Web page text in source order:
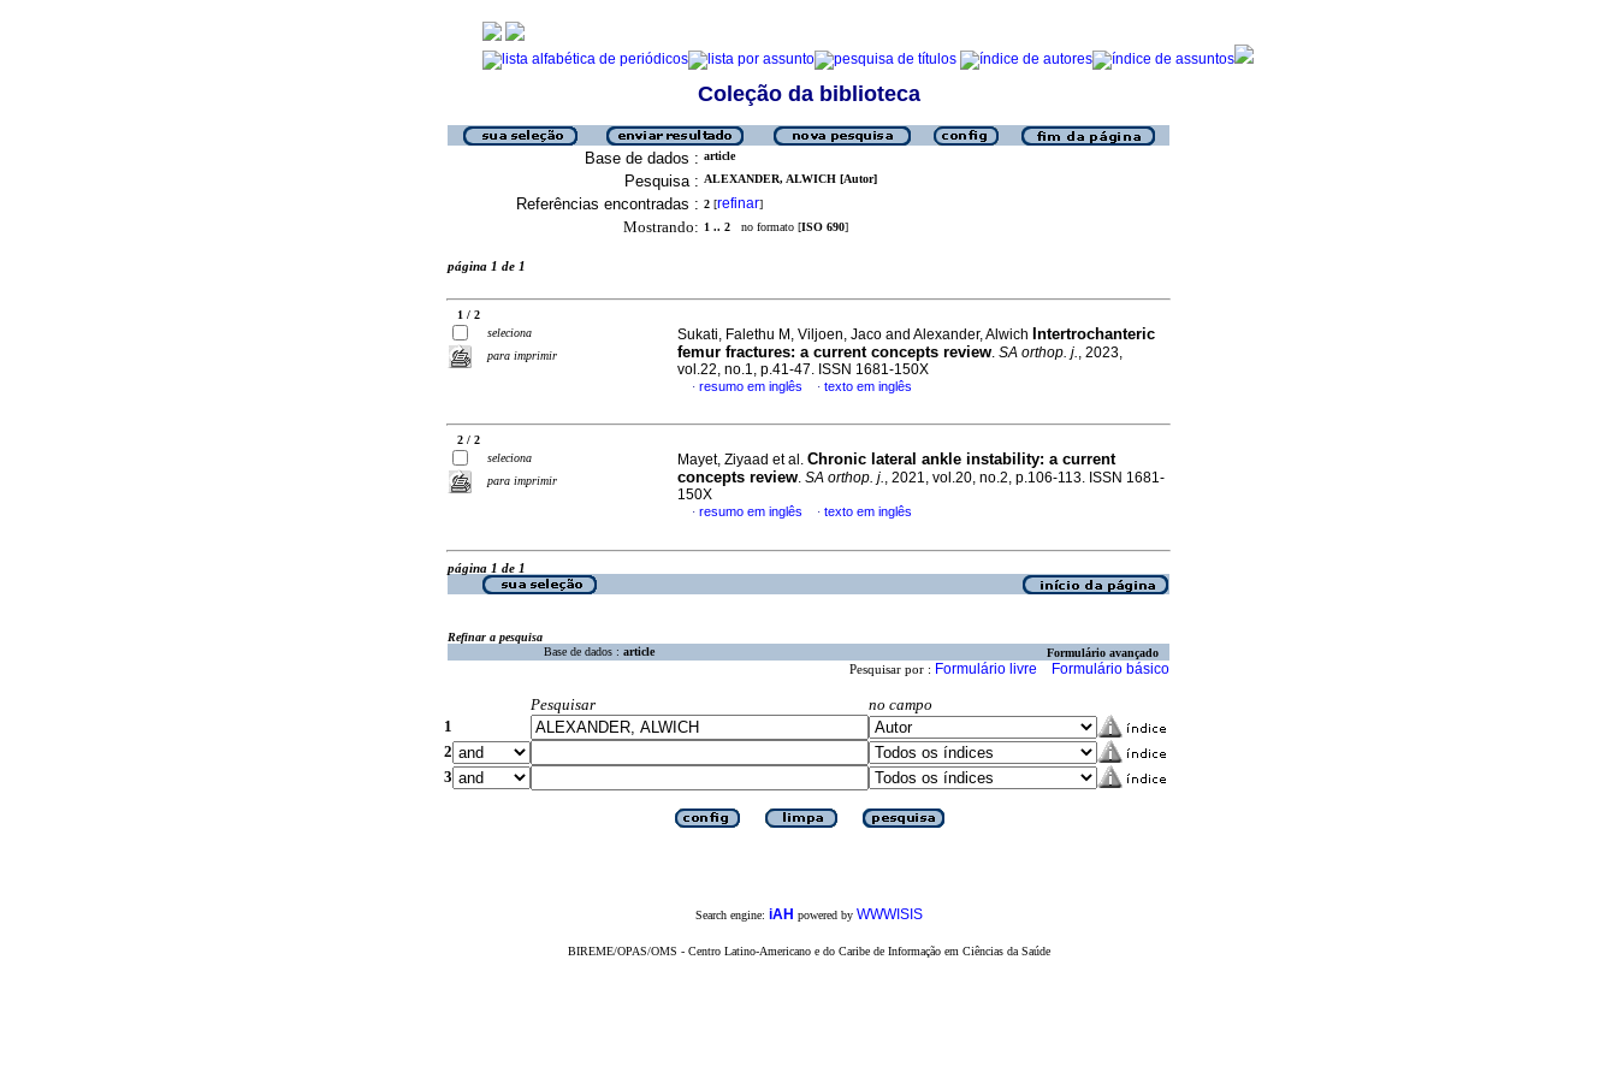
Coleção da biblioteca
Base de dados : article
Pesquisa : ALEXANDER, ALWICH [Autor]
Referências encontradas : 2 [refinar]
Mostrando: 1 .. 2 no formato [ISO 690]
página 1 de 1
1 / 2
seleciona
para imprimir
Sukati, Falethu M, Viljoen, Jaco and Alexander, Alwich Intertrochanteric
femur fractures: a current concepts review. SA orthop. j., 2023,
vol.22, no.1, p.41-47. ISSN 1681-150X
· resumo em inglês · texto em inglês
2 / 2
seleciona
para imprimir
Mayet, Ziyaad et al. Chronic lateral ankle instability: a current
concepts review. SA orthop. j., 2021, vol.20, no.2, p.106-113. ISSN 1681-
150X
· resumo em inglês · texto em inglês
página 1 de 1
Refinar a pesquisa
Base de dados : article Formulário avançado
Pesquisar por : Formulário livre Formulário básico
Pesquisar
no campo
1
2
3
Search engine: iAH powered by WWWISIS
BIREME/OPAS/OMS - Centro Latino-Americano e do Caribe de Informação em Ciências da Saúde